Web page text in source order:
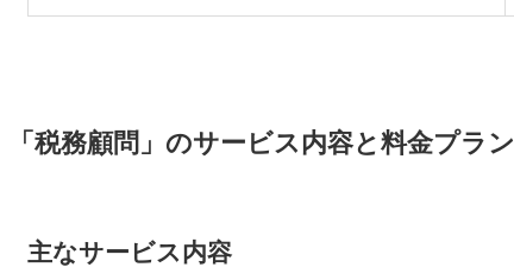
「税務顧問」のサービス内容と料金プラン
主なサービス内容